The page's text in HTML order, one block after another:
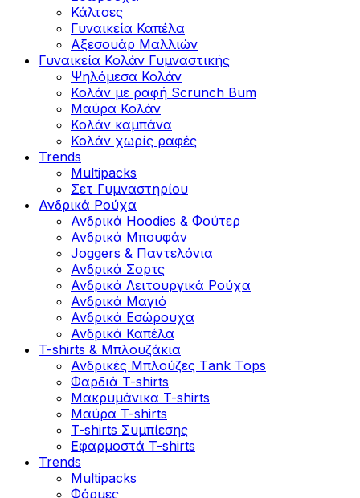
Κάλτσες
Γυναικεία Καπέλα
Αξεσουάρ Μαλλιών
Γυναικεία Κολάν Γυμναστικής
Ψηλόμεσα Κολάν
Κολάν με ραφή Scrunch Bum
Μαύρα Κολάν
Κολάν καμπάνα
Κολάν χωρίς ραφές
Trends
Multipacks
Σετ Γυμναστηρίου
Ανδρικά Ρούχα
Ανδρικά Hoodies & Φούτερ
Ανδρικά Μπουφάν
Joggers & Παντελόνια
Ανδρικά Σορτς
Ανδρικά Λειτουργικά Ρούχα
Ανδρικά Μαγιό
Ανδρικά Εσώρουχα
Ανδρικά Καπέλα
T-shirts & Μπλουζάκια
Ανδρικές Mπλούζες Τank Τops
Φαρδιά T-shirts
Μακρυμάνικα T-shirts
Μαύρα T-shirts
T-shirts Συμπίεσης
Εφαρμοστά T-shirts
Trends
Multipacks
Φόρμες